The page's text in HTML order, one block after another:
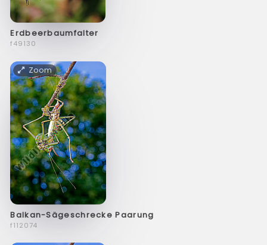
Erdbeerbaumfalter
f49130
Zoom
Balkan-Sägeschrecke Paarung
f112074